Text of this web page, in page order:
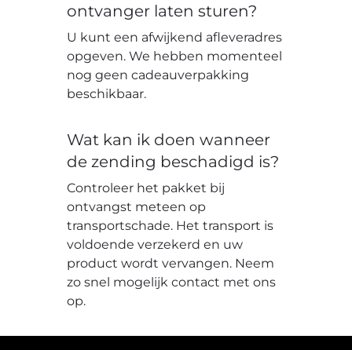
ontvanger laten sturen?
U kunt een afwijkend afleveradres
opgeven. We hebben momenteel
nog geen cadeauverpakking
beschikbaar.
Wat kan ik doen wanneer
de zending beschadigd is?
Controleer het pakket bij
ontvangst meteen op
transportschade. Het transport is
voldoende verzekerd en uw
product wordt vervangen. Neem
zo snel mogelijk contact met ons
op.